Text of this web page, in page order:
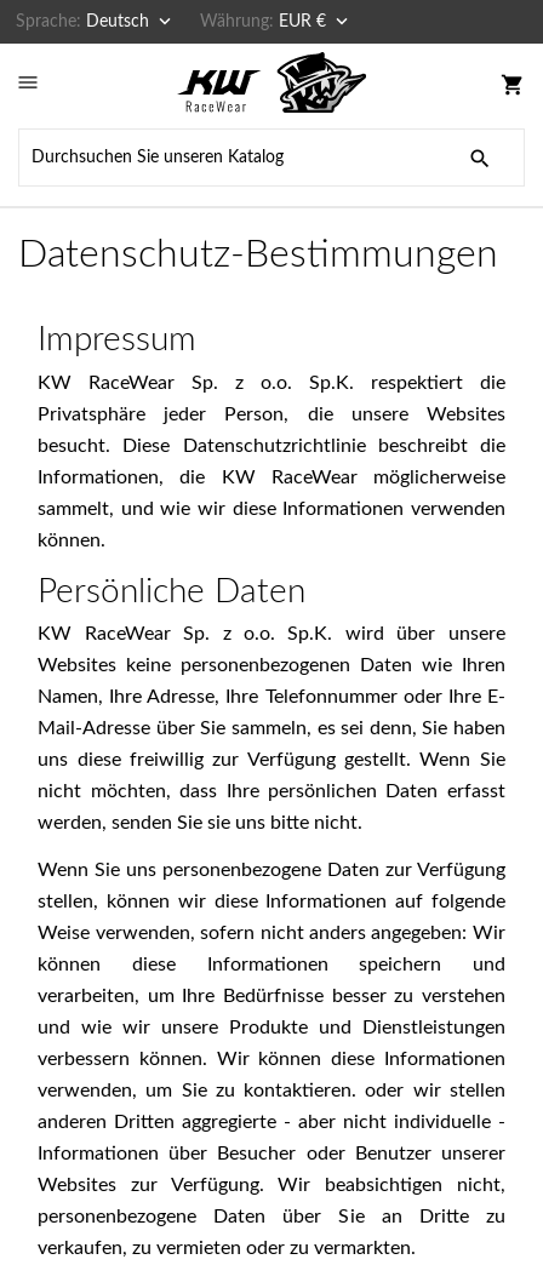
Sprache: Deutsch  Währung: EUR € 
 shopping_cart

Datenschutz-Bestimmungen
Impressum
KW RaceWear Sp. z o.o. Sp.K. respektiert die
Privatsphäre jeder Person, die unsere Websites
besucht. Diese Datenschutzrichtlinie beschreibt die
Informationen, die KW RaceWear möglicherweise
sammelt, und wie wir diese Informationen verwenden
können.
Persönliche Daten
KW RaceWear Sp. z o.o. Sp.K. wird über unsere
Websites keine personenbezogenen Daten wie Ihren
Namen, Ihre Adresse, Ihre Telefonnummer oder Ihre E-
Mail-Adresse über Sie sammeln, es sei denn, Sie haben
uns diese freiwillig zur Verfügung gestellt. Wenn Sie
nicht möchten, dass Ihre persönlichen Daten erfasst
werden, senden Sie sie uns bitte nicht.
Wenn Sie uns personenbezogene Daten zur Verfügung
stellen, können wir diese Informationen auf folgende
Weise verwenden, sofern nicht anders angegeben: Wir
können diese Informationen speichern und
verarbeiten, um Ihre Bedürfnisse besser zu verstehen
und wie wir unsere Produkte und Dienstleistungen
verbessern können. Wir können diese Informationen
verwenden, um Sie zu kontaktieren. oder wir stellen
anderen Dritten aggregierte - aber nicht individuelle -
Informationen über Besucher oder Benutzer unserer
Websites zur Verfügung. Wir beabsichtigen nicht,
personenbezogene Daten über Sie an Dritte zu
verkaufen, zu vermieten oder zu vermarkten.